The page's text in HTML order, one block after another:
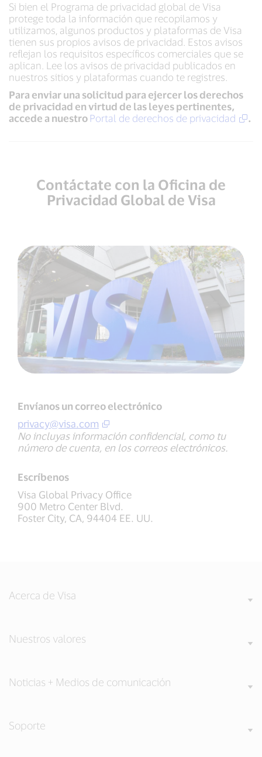
Si bien el Programa de privacidad global de Visa
protege toda la información que recopilamos y
utilizamos, algunos productos y plataformas de Visa
tienen sus propios avisos de privacidad. Estos avisos
reflejan los requisitos específicos comerciales que se
aplican. Lee los avisos de privacidad publicados en
nuestros sitios y plataformas cuando te registres.
Para enviar una solicitud para ejercer los derechos
de privacidad en virtud de las leyes pertinentes,
accede a nuestro Portal de derechos de privacidad .
Contáctate con la Oficina de
Privacidad Global de Visa
Envíanos un correo electrónico
privacy@visa.com
No incluyas información confidencial, como tu
número de cuenta, en los correos electrónicos.
Escríbenos
Visa Global Privacy Office
900 Metro Center Blvd.
Foster City, CA, 94404 EE. UU.
Acerca de Visa
Nuestros valores
Noticias + Medios de comunicación
Soporte